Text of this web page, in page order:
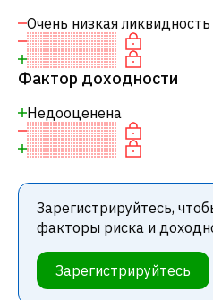
Очень низкая ликвидность
Фактор доходности
Недооценена
Зарегистрируйтесь,
факторы риска и
Зарегистрируйтесь